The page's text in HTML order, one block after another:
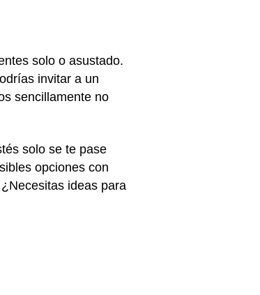
solo o asustado.
invitar a un
sencillamente no
solo se te pase
opciones con
ideas para